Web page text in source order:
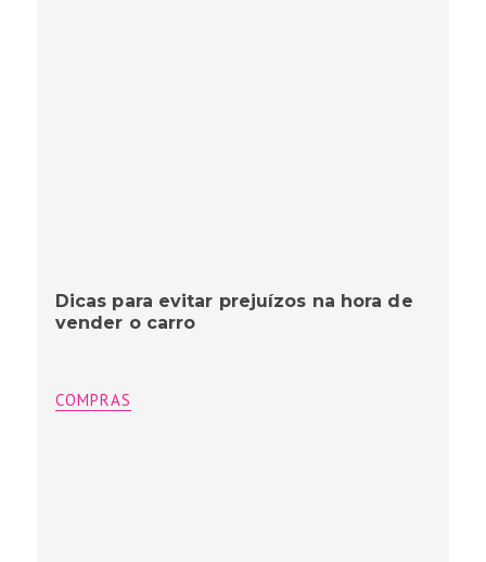
Dicas para evitar prejuízos na hora de
vender o carro
COMPRAS